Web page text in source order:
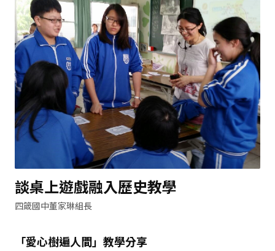
談桌上遊戲融入歷史教學
四箴國中董家琳組長
「愛心樹遍人間」教學分享